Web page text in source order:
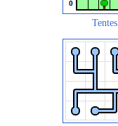
Tentes